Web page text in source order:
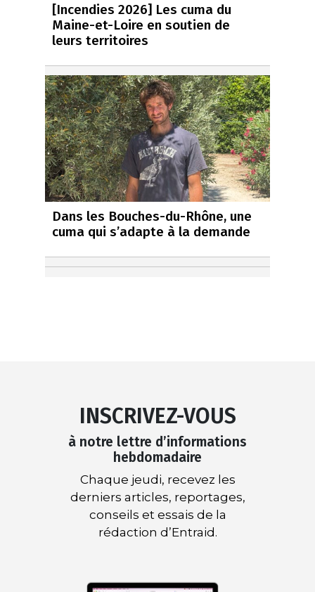
[Incendies 2026] Les cuma du
Maine-et-Loire en soutien de
leurs territoires
Dans les Bouches-du-Rhône, une
cuma qui s’adapte à la demande
INSCRIVEZ-VOUS
à notre lettre d’informations
hebdomadaire
Chaque jeudi, recevez les
derniers articles, reportages,
conseils et essais de la
rédaction d’Entraid.